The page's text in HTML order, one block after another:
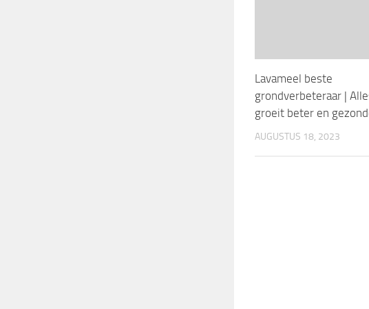
Lavameel beste
grondverbeteraar |
groeit beter en
AUGUSTUS 18, 2023